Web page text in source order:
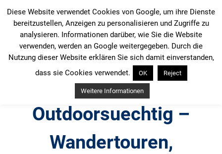
Inhalt
springen
Outdoorsuechtig –
Wandertouren,
Diese Website verwendet Cookies von Google, um ihre Dienste
bereitzustellen, Anzeigen zu personalisieren und Zugriffe zu
analysieren. Informationen darüber, wie Sie die Website
verwenden, werden an Google weitergegeben. Durch die
Nutzung dieser Website erklären Sie sich damit einverstanden,
dass sie Cookies verwendet.
OK Reject
Weitere Informationen